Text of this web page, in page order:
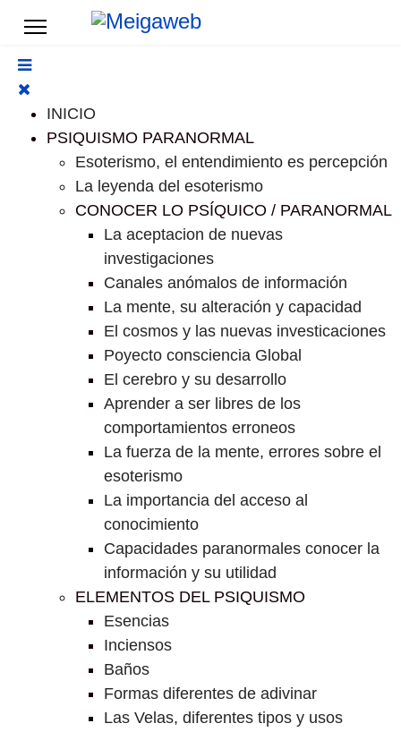
INICIO
PSIQUISMO PARANORMAL
Esoterismo, el entendimiento es percepción
La leyenda del esoterismo
CONOCER LO PSÍQUICO / PARANORMAL
La aceptacion de nuevas
investigaciones
Canales anómalos de información
La mente, su alteración y capacidad
El cosmos y las nuevas investicaciones
Poyecto consciencia Global
El cerebro y su desarrollo
Aprender a ser libres de los
comportamientos erroneos
La fuerza de la mente, errores sobre el
esoterismo
La importancia del acceso al
conocimiento
Capacidades paranormales conocer la
información y su utilidad
ELEMENTOS DEL PSIQUISMO
Esencias
Inciensos
Baños
Formas diferentes de adivinar
Las Velas, diferentes tipos y usos